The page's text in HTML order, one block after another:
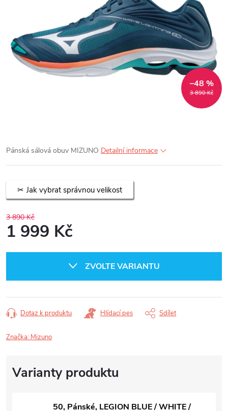
3 890 Kč
–48 %
Pánská sálová obuv MIZUNO Detailní informace
Jak vybrat správnou velikost
3 890 Kč
1 999 Kč
ZVOLTE VARIANTU
Dotaz k produktu Hlídací pes Sdílet
Značka: Mizuno
50, Pánské, LEGION BLUE / WHITE /